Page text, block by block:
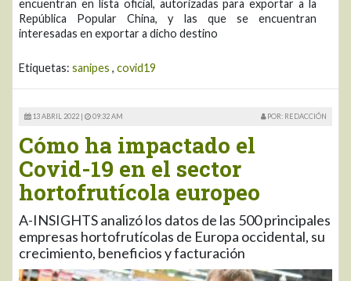
encuentran en lista oficial, autorizadas para exportar a la
República Popular China, y las que se encuentran
interesadas en exportar a dicho destino
Etiquetas: sanipes , covid19
13 ABRIL 2022 | 09:32 AM POR: REDACCIÓN
Cómo ha impactado el
Covid-19 en el sector
hortofrutícola europeo
A-INSIGHTS analizó los datos de las 500 principales
empresas hortofrutícolas de Europa occidental, su
crecimiento, beneficios y facturación